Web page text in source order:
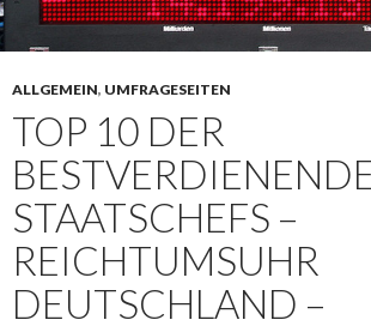
ALLGEMEIN, UMFRAGESEITEN
TOP 10 DER
STAATSCHEFS –
REICHTUMSUHR
DEUTSCHLAND –